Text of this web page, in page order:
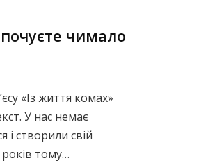
чимало
«Із життя комах»
У нас немає
і створили свій
тому…